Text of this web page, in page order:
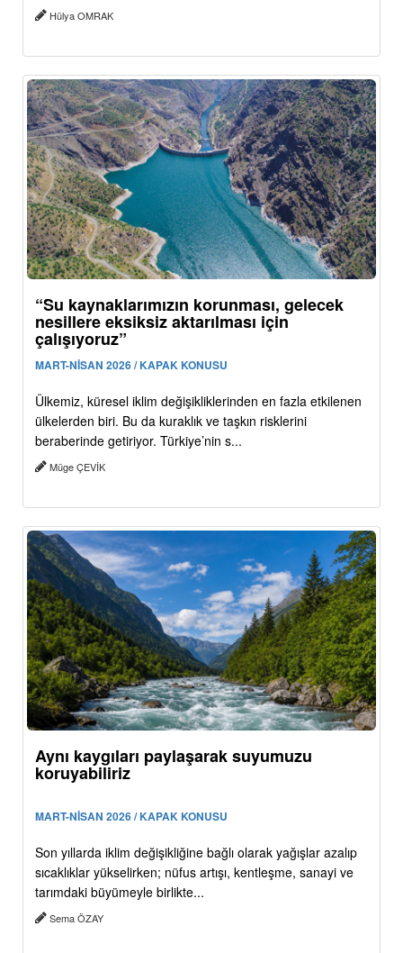
Hülya OMRAK
“Su kaynaklarımızın korunması, gelecek
nesillere eksiksiz aktarılması için
çalışıyoruz”
MART-NİSAN 2026 / KAPAK KONUSU
Ülkemiz, küresel iklim değişikliklerinden en fazla etkilenen
ülkelerden biri. Bu da kuraklık ve taşkın risklerini
beraberinde getiriyor. Türkiye’nin s...
Müge ÇEVİK
Aynı kaygıları paylaşarak suyumuzu
koruyabiliriz
MART-NİSAN 2026 / KAPAK KONUSU
Son yıllarda iklim değişikliğine bağlı olarak yağışlar azalıp
sıcaklıklar yükselirken; nüfus artışı, kentleşme, sanayi ve
tarımdaki büyümeyle birlikte...
Sema ÖZAY